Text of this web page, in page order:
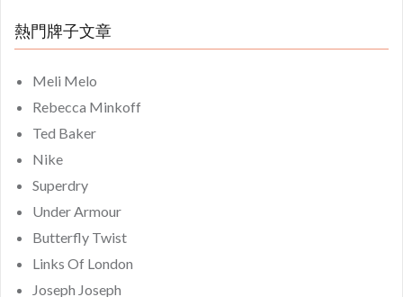
熱門牌子文章
Meli Melo
Rebecca Minkoff
Ted Baker
Nike
Superdry
Under Armour
Butterfly Twist
Links Of London
Joseph Joseph